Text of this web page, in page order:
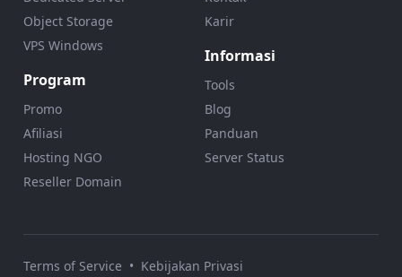
Object Storage
VPS Windows
Program
Promo
Afiliasi
Hosting NGO
Reseller Domain
Karir
Informasi
Tools
Blog
Panduan
Server Status
Terms of Service • Kebijakan Privasi